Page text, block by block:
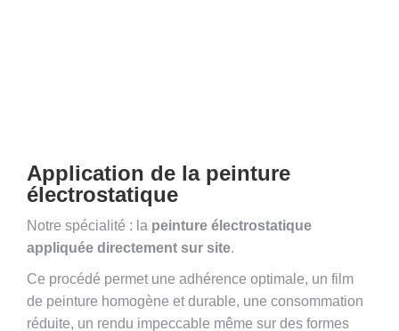
Application de la peinture
électrostatique
Notre spécialité : la peinture électrostatique
appliquée directement sur site.
Ce procédé permet une adhérence optimale, un film
de peinture homogène et durable, une consommation
réduite, un rendu impeccable même sur des formes